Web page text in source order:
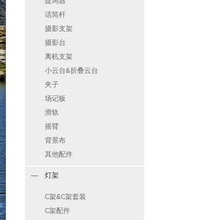
话筒杆
摄影支架
摄影台
离机支架
小云台&折叠云台
夹子
场记板
滑轨
摇臂
背景布
其他配件
灯架
C架&C架套装
C架配件